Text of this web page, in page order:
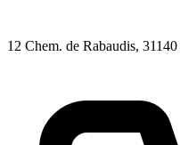
12 Chem. de Rabaudis, 31140